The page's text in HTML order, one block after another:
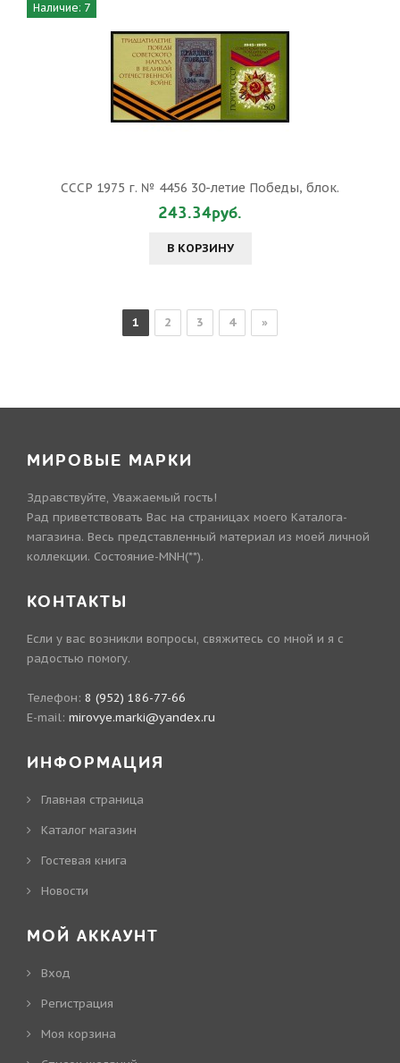
Наличие: 7
СССР 1975 г. № 4456 30-летие Победы, блок.
243.34руб.
В КОРЗИНУ
1 2 3 4 »
МИРОВЫЕ МАРКИ
Здравствуйте, Уважаемый гость!
Рад приветствовать Вас на страницах моего Каталога-
магазина. Весь представленный материал из моей личной
коллекции. Состояние-MNH(**).
КОНТАКТЫ
Если у вас возникли вопросы, свяжитесь со мной и я с
радостью помогу.
Телефон: 8 (952) 186-77-66
E-mail: mirovye.marki@yandex.ru
ИНФОРМАЦИЯ
Главная страница
Каталог магазин
Гостевая книга
Новости
МОЙ АККАУНТ
Вход
Регистрация
Моя корзина